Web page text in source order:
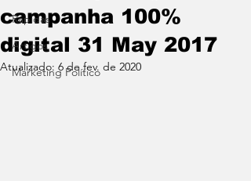
Rápidas
Artigos
Marketing Político
campanha 100%
digital 31 May 2017
Atualizado: 6 de fev. de 2020